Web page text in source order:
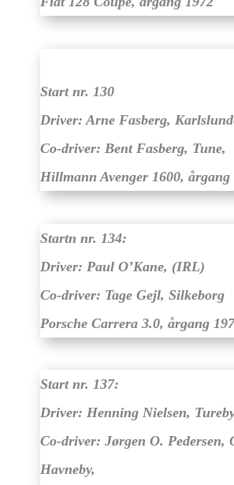
Start nr. 130
Driver: Arne Fasberg,
Co-driver: Bent Fasberg, Tune,
Hillmann Avenger 1600, årgang
Startn nr. 134:
Driver: Paul O’Kane, (IRL)
Co-driver: Tage Gejl, Silkeborg
Porsche Carrera 3.0, årgang
Start nr. 137:
Driver: Henning Nielsen,
Co-driver: Jørgen O. Pedersen,
Havneby,